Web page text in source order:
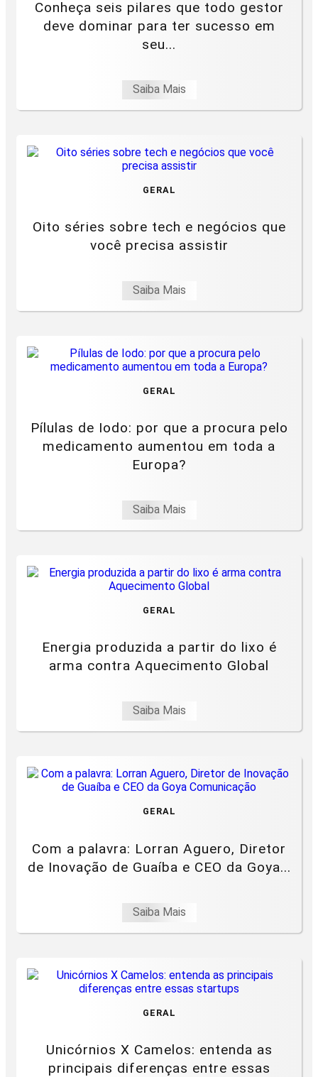
Conheça seis pilares que todo gestor
deve dominar para ter sucesso em
seu...
Saiba Mais
GERAL
Oito séries sobre tech e negócios que
você precisa assistir
Saiba Mais
GERAL
Pílulas de Iodo: por que a procura pelo
medicamento aumentou em toda a
Europa?
Saiba Mais
GERAL
Energia produzida a partir do lixo é
arma contra Aquecimento Global
Saiba Mais
GERAL
Com a palavra: Lorran Aguero, Diretor
de Inovação de Guaíba e CEO da Goya...
Saiba Mais
GERAL
Unicórnios X Camelos: entenda as
principais diferenças entre essas